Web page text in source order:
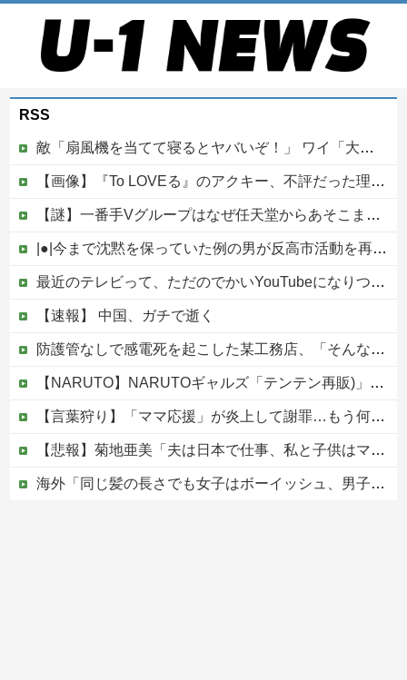
RSS
敵「扇風機を当てて寝るとヤバいぞ！」 ワイ「大丈夫やろｗｗｗ」扇風機ポチー
【画像】『To LOVEる』のアクキー、不評だった理由が明確すぎる
【謎】一番手Vグループはなぜ任天堂からあそこまで寵愛されるんだ？
|●|今まで沈黙を保っていた例の男が反高市活動を再開した模様、財務省を手を組んでの返り咲きが狙いか？
最近のテレビって、ただのでかいYouTubeになりつつあるよな他
【速報】 中国、ガチで逝く
防護管なしで感電死を起こした某工務店、「そんな危険な現場お断りしますわ!と断って正解やったわ」と業者が業界事情を告白
【NARUTO】NARUTOギャルズ「テンテン再販)」フィギュア【明日予約開始】
【言葉狩り】「ママ応援」が炎上して謝罪…もう何も言えない
【悲報】菊地亜美「夫は日本で仕事、私と子供はマレーシア、夫は毎月会いに来る」←これどう思う？
海外「同じ髪の長さでも女子はボーイッシュ、男子は女っぽい扱いになる」呼び名が逆転する境界線あるある…？